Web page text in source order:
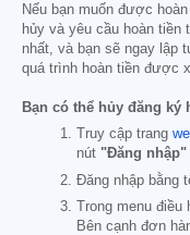
Nếu bạn muốn được
hủy và yêu cầu hoàn tiền
nhất, và bạn sẽ ngay lập
quá trình hoàn tiền được
Bạn có thể hủy đăng
Truy cập trang
nút "Đăng nhập"
Đăng nhập bằng
Trong menu
Bên cạnh đơn